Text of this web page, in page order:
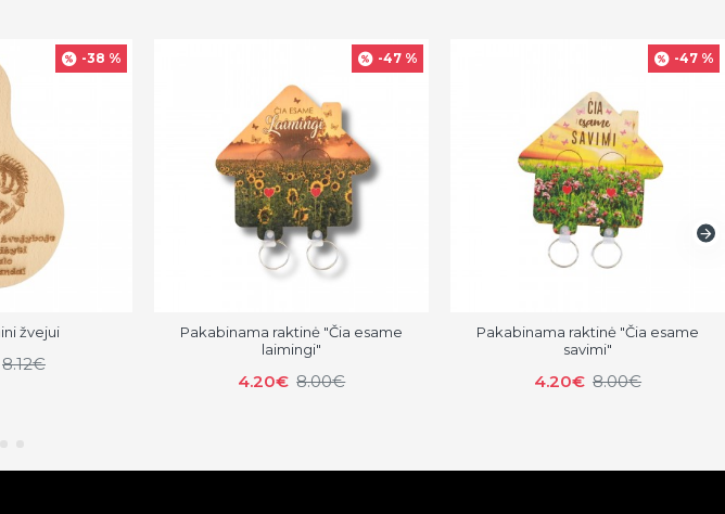
-38 %
žvejui
8.12€
-47 %
Pakabinama raktinė "Čia esame
laimingi"
4.20€ 8.00€
-47 %
Pakabinama raktinė "Čia esame
savimi"
4.20€ 8.00€